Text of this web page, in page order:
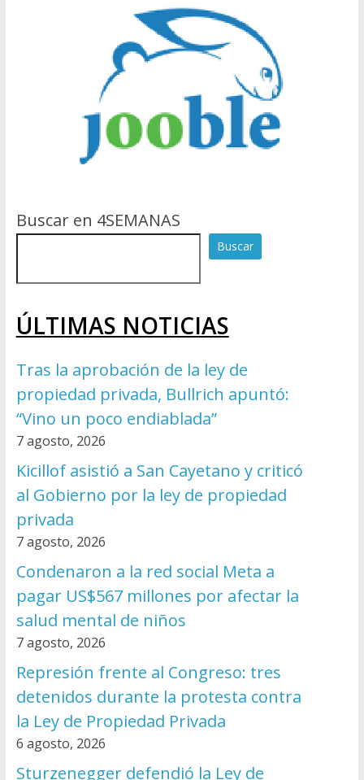
Buscar en 4SEMANAS
Buscar
ÚLTIMAS NOTICIAS
Tras la aprobación de la ley de
propiedad privada, Bullrich apuntó:
“Vino un poco endiablada”
7 agosto, 2026
Kicillof asistió a San Cayetano y criticó
al Gobierno por la ley de propiedad
privada
7 agosto, 2026
Condenaron a la red social Meta a
pagar US$567 millones por afectar la
salud mental de niños
7 agosto, 2026
Represión frente al Congreso: tres
detenidos durante la protesta contra
la Ley de Propiedad Privada
6 agosto, 2026
Sturzenegger defendió la Ley de